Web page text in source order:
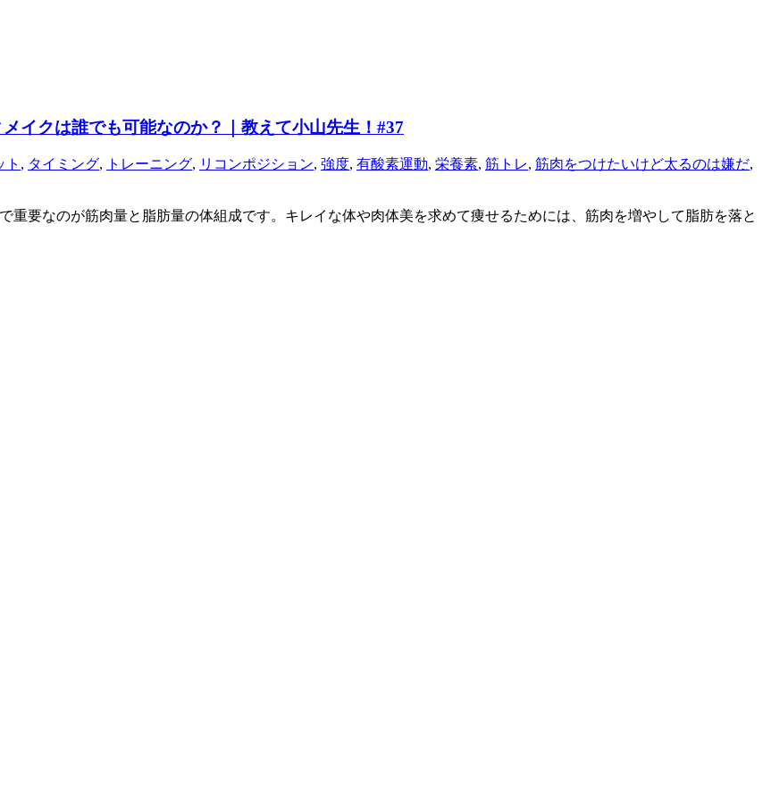
イクは誰でも可能なのか？｜教えて小山先生！#37
ト , タイミング, トレーニング, リコンポジション, 強度, 有酸素運動, 栄養素, 筋トレ, 筋肉をつけたいけど太るのは嫌だ,
重要なのが筋肉量と脂肪量の体組成です。キレイな体や肉体美を求めて痩せるためには、筋肉を増やして脂肪を落と